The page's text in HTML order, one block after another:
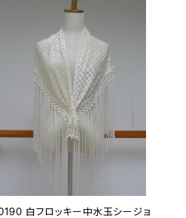
白フロッキー中水玉シージョ